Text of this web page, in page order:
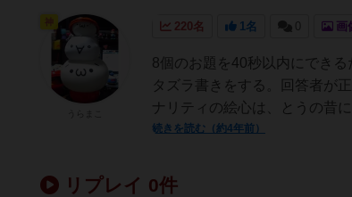
220名 1名 0 画
8個のお題を40秒以内にでき
タズラ書きをする。回答者が
ナリティの絵心は、とうの昔
続きを読む（約4年前）
リプレイ 0件